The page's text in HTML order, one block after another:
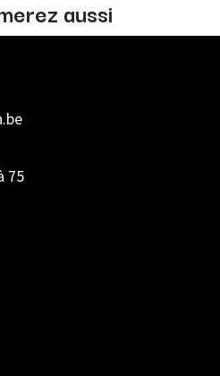
aussi
75